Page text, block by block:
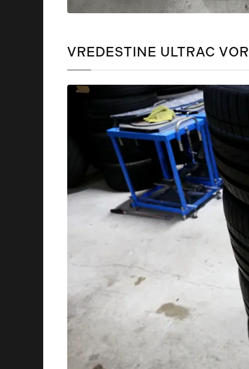
VREDESTINE ULTRAC